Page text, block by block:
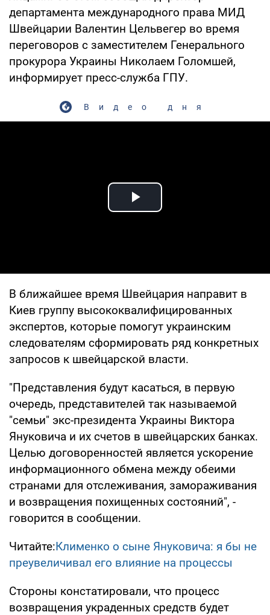
департамента международного права МИД
Швейцарии Валентин Цельвегер во время
переговоров с заместителем Генерального
прокурора Украины Николаем Голомшей,
информирует пресс-служба ГПУ.
Видео дня
Play Video
В ближайшее время Швейцария направит в
Киев группу высококвалифицированных
экспертов, которые помогут украинским
следователям сформировать ряд конкретных
запросов к швейцарской власти.
"Представления будут касаться, в первую
очередь, представителей так называемой
"семьи" экс-президента Украины Виктора
Януковича и их счетов в швейцарских банках.
Целью договоренностей является ускорение
информационного обмена между обеими
странами для отслеживания, замораживания
и возвращения похищенных состояний", -
говорится в сообщении.
Читайте:Клименко о сыне Януковича: я бы не
преувеличивал его влияние на процессы
Стороны констатировали, что процесс
возвращения украденных средств будет